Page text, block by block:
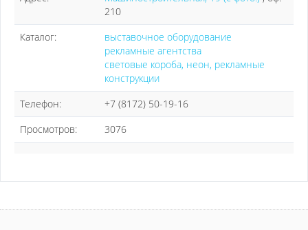
210
Каталог:
выставочное оборудование
рекламные агентства
световые короба, неон, рекламные
конструкции
Телефон:
+7 (8172) 50-19-16
Просмотров:
3076